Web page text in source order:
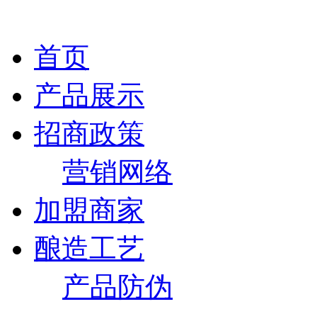
首页
产品展示
招商政策
营销网络
加盟商家
酿造工艺
产品防伪